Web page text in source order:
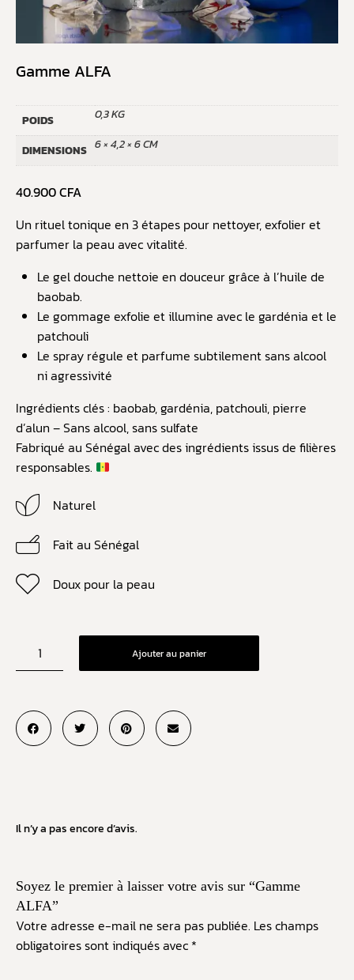
Gamme ALFA
POIDS 0,3 KG
DIMENSIONS 6 × 4,2 × 6 CM
40.900CFA
Un rituel tonique en 3 étapes pour nettoyer, exfolier et
parfumer la peau avec vitalité.
Le gel douche nettoie en douceur grâce à l’huile de
baobab.
Le gommage exfolie et illumine avec le gardénia et le
patchouli
Le spray régule et parfume subtilement sans alcool
ni agressivité
Ingrédients clés : baobab, gardénia, patchouli, pierre
d’alun – Sans alcool, sans sulfate
Fabriqué au Sénégal avec des ingrédients issus de filières
responsables.
Naturel
Fait au Sénégal
Doux pour la peau
Ajouter au panier
Il n’y a pas encore d’avis.
Soyez le premier à laisser votre avis sur “Gamme
ALFA”
Votre adresse e-mail ne sera pas publiée. Les champs
obligatoires sont indiqués avec *